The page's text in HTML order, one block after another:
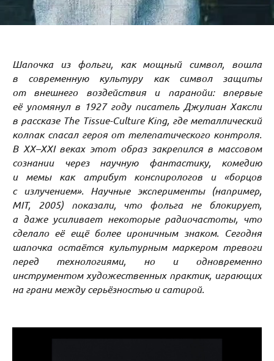
Шапочка из фольги, как мощный символ, вошла
в современную культуру как символ защиты
от внешнего воздействия и паранойи: впервые
её упомянул в 1927 году писатель Джулиан Хаксли
в рассказе The Tissue-Culture King, где металлический
колпак спасал героя от телепатического контроля.
В XX–XXI веках этот образ закрепился в массовом
сознании через научную фантастику, комедию
и мемы как атрибут конспирологов и «борцов
с излучением». Научные эксперименты (например,
MIT, 2005) показали, что фольга не блокирует,
а даже усиливает некоторые радиочастоты, что
сделало её ещё более ироничным знаком. Сегодня
шапочка остаётся культурным маркером тревоги
перед технологиями, но и одновременно
инструментом художественных практик, играющих
на грани между серьёзностью и сатирой.